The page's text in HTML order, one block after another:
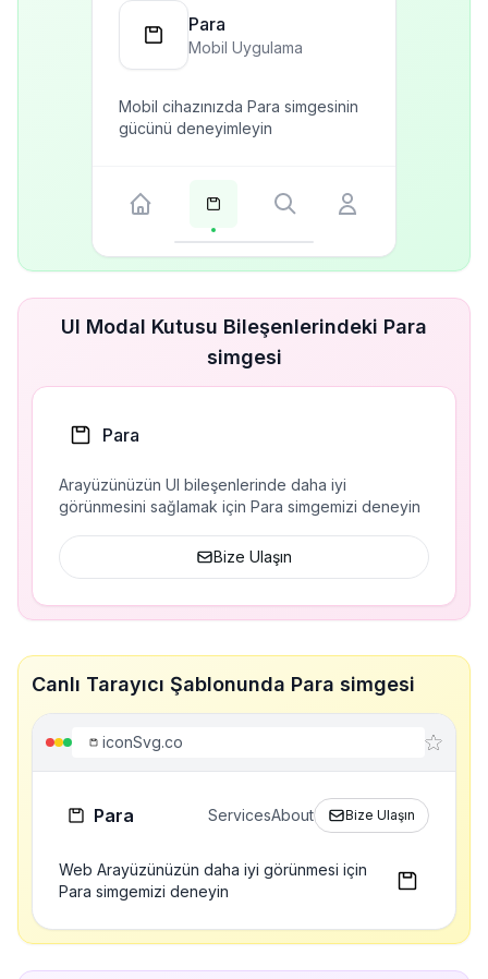
Para
Mobil Uygulama
Mobil cihazınızda Para simgesinin
gücünü deneyimleyin
UI Modal Kutusu Bileşenlerindeki Para
simgesi
Para
Arayüzünüzün UI bileşenlerinde daha iyi
görünmesini sağlamak için Para simgemizi deneyin
Bize Ulaşın
Canlı Tarayıcı Şablonunda Para simgesi
iconSvg.co
Para ServicesAbout Bize Ulaşın
Web Arayüzünüzün daha iyi görünmesi için
Para simgemizi deneyin